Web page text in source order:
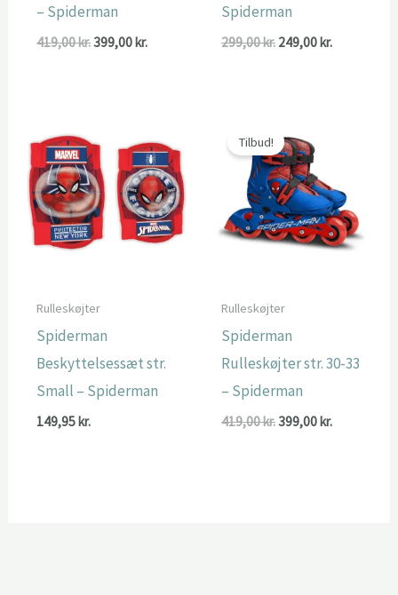
– Spiderman
419,00kr. Den
399,00kr.Den
Spiderman
299,00kr. Den
249,00kr.Den
Rulleskøjter
Spiderman
Beskyttelsessæt str.
Small – Spiderman
149,95kr.
Tilbud!
Rulleskøjter
Spiderman
Rulleskøjter str. 30-33
– Spiderman
419,00kr.Den
399,00kr.Den